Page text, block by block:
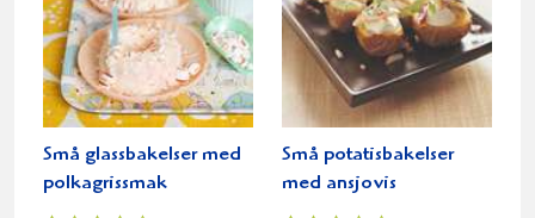
Små glassbakelser med
polkagrissmak
Små potatisbakelser
med ansjovis